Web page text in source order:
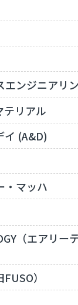
エンジニアリ
テリアル
イ (A&D)
・マッハ
（エアリー
）